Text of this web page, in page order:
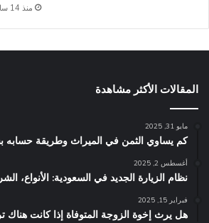
منذ 14 ساعة
المقالات الأكثر مشاهدة
مايو 31, 2025
كم يساوي الثمن في الميراث​ وطريقة حسابه
أغسطس 2, 2025
نظام الزيارة الجديد في السعودية: الأنواع،
فبراير 15, 2025
هل يرث إخوة الزوجة المتوفاة إذا كانت هناك